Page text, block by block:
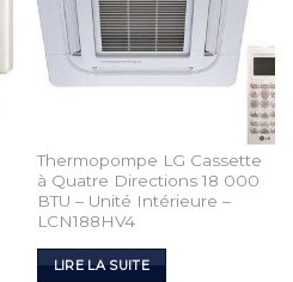
Thermopompe LG Cassette
à Quatre Directions 18 000
BTU – Unité Intérieure –
LCN188HV4
LIRE LA SUITE